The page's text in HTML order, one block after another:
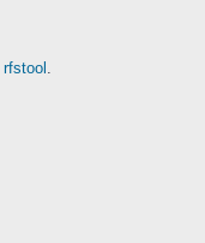
rfstool .